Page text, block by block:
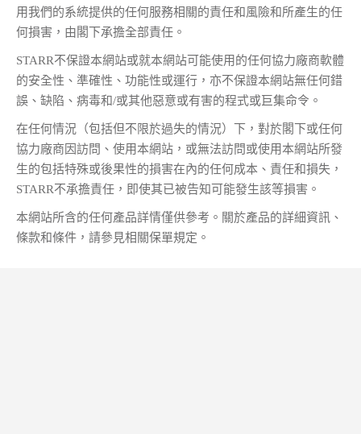
用我們的系統提供的任何服務相關的責任和風險和所產生的任
何損害，由閣下承擔全部責任。
STARR不保證本網站或就本網站可能使用的任何協力廠商軟體
的安全性、準確性、功能性或運行，亦不保證本網站無任何錯
誤、缺陷、病毒和/或其他惡意或有害的程式或巨集命令。
在任何情況（包括但不限於過失的情況）下，對於閣下或任何
協力廠商因訪問、使用本網站，或無法訪問或使用本網站所發
生的包括特殊或後果性的損害在內的任何成本、責任和損失，
STARR不承擔責任，即使其已被告知可能發生該等損害。
本網站所含的任何產品詳情僅供參考。關於產品的詳細資訊、
條款和條件，請參見相關保單規定。